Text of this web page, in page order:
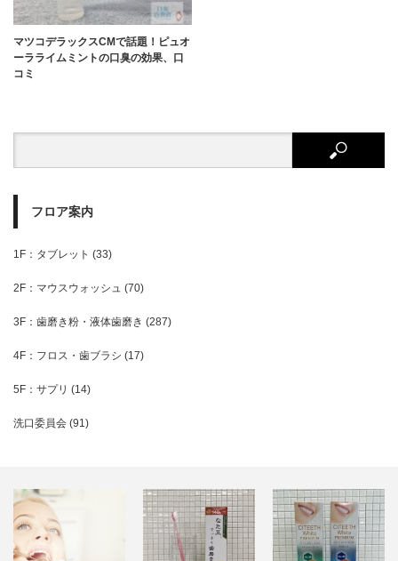
マツコデラックスCMで話題！ピュオ
ーラライムミントの口臭の効果、口
コミ
フロア案内
1F：タブレット (33)
2F：マウスウォッシュ (70)
3F：歯磨き粉・液体歯磨き (287)
4F：フロス・歯ブラシ (17)
5F：サプリ (14)
洗口委員会 (91)